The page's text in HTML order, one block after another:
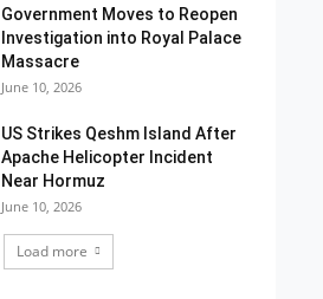
Government Moves to Reopen
Investigation into Royal Palace
Massacre
June 10, 2026
US Strikes Qeshm Island After
Apache Helicopter Incident
Near Hormuz
June 10, 2026
Load more